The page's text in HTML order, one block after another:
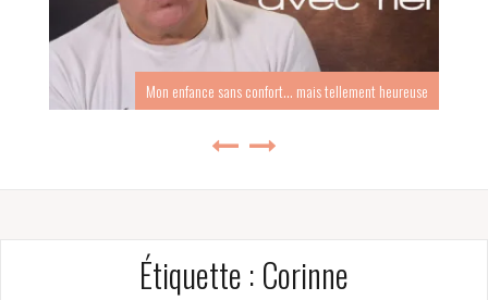
Mon enfance sans confort… mais tellement heureuse
Étiquette : Corinne